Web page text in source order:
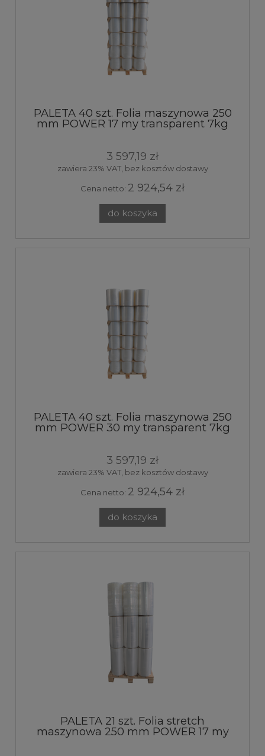
PALETA 40 szt. Folia maszynowa 250
mm POWER 17 my transparent 7kg
250%
3 597,19 zł
zawiera 23% VAT, bez kosztów dostawy
Cena netto: 2 924,54 zł
do koszyka
PALETA 40 szt. Folia maszynowa 250
mm POWER 30 my transparent 7kg
250%
3 597,19 zł
zawiera 23% VAT, bez kosztów dostawy
Cena netto: 2 924,54 zł
do koszyka
PALETA 21 szt. Folia stretch
maszynowa 250 mm POWER 17 my